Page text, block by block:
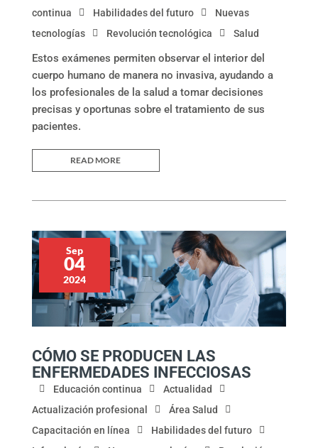
continua
Habilidades del futuro
Nuevas
tecnologías
Revolución tecnológica Salud
Estos exámenes permiten observar el interior del
cuerpo humano de manera no invasiva, ayudando a
los profesionales de la salud a tomar decisiones
precisas y oportunas sobre el tratamiento de sus
pacientes.
READ MORE
CÓMO SE PRODUCEN LAS
ENFERMEDADES INFECCIOSAS
Educación continua
Actualidad
Actualización profesional
Área Salud
Capacitación en línea
Habilidades del futuro
Sep
04
2024